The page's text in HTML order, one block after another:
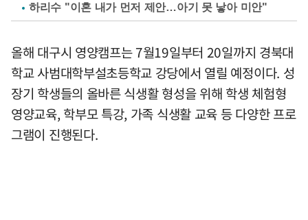
하리수 "이혼 내가 먼저 제안…아기 못 낳아 미안"
올해 대구시 영양캠프는 7월19일부터 20일까지 경북대
학교 사범대학부설초등학교 강당에서 열릴 예정이다. 성
장기 학생들의 올바른 식생활 형성을 위해 학생 체험형
영양교육, 학부모 특강, 가족 식생활 교육 등 다양한 프로
그램이 진행된다.